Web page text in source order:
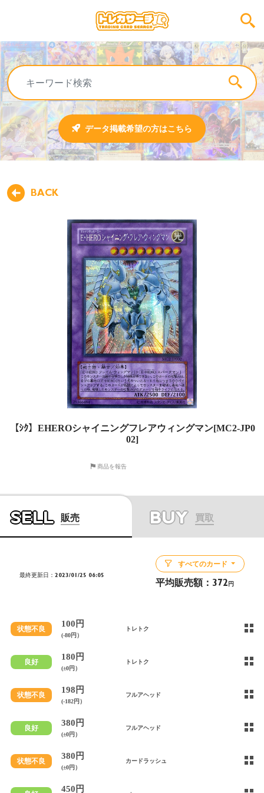
データ掲載希望の方はこちら
BACK
【ｼｸ】EHEROシャイニングフレアウィングマン[MC2-JP0
02]
商品を報告
SELL 販売 BUY 買取
最終更新日：2023/01/25 06:05
すべてのカード
平均販売額： 372 円
状態不良
100円
(-80円）
トレトク
良好
180円
(±0円）
トレトク
状態不良
198円
(-182円）
フルアヘッド
良好
380円
(±0円）
フルアヘッド
状態不良
380円
(±0円）
カードラッシュ
450円